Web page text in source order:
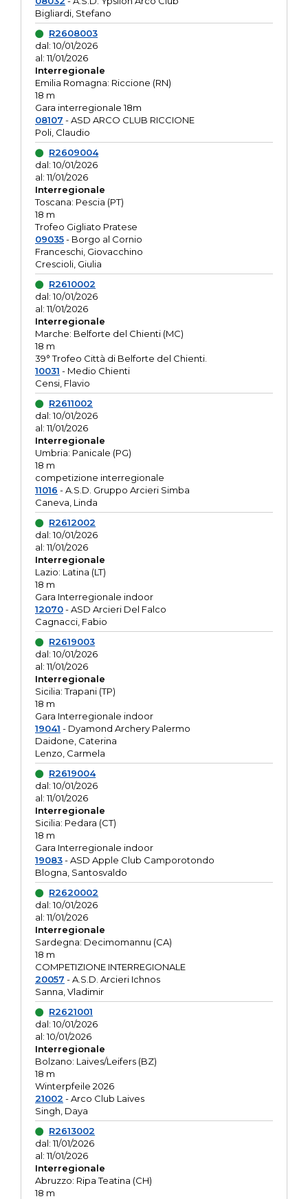
Bigliardi, Stefano
R2608003
dal: 10/01/2026
al: 11/01/2026
Interregionale
Emilia Romagna: Riccione (RN)
18 m
Gara interregionale 18m
08107 - ASD ARCO CLUB RICCIONE
Poli, Claudio
R2609004
dal: 10/01/2026
al: 11/01/2026
Interregionale
Toscana: Pescia (PT)
18 m
Trofeo Gigliato Pratese
09035- Borgo al Cornio
Franceschi, Giovacchino
Crescioli, Giulia
R2610002
dal: 10/01/2026
al: 11/01/2026
Interregionale
Marche: Belforte del Chienti (MC)
18 m
39° Trofeo Città di Belforte del Chienti.
10031 - Medio Chienti
Censi, Flavio
R2611002
dal: 10/01/2026
al: 11/01/2026
Interregionale
Umbria: Panicale (PG)
18 m
competizione interregionale
11016 - A.S.D. Gruppo Arcieri Simba
Caneva, Linda
R2612002
dal: 10/01/2026
al: 11/01/2026
Interregionale
Lazio: Latina (LT)
18 m
Gara Interregionale indoor
12070- ASD Arcieri Del Falco
Cagnacci, Fabio
R2619003
dal: 10/01/2026
al: 11/01/2026
Interregionale
Sicilia: Trapani (TP)
18 m
Gara Interregionale indoor
19041 - Dyamond Archery Palermo
Daidone, Caterina
Lenzo, Carmela
R2619004
dal: 10/01/2026
al: 11/01/2026
Interregionale
Sicilia: Pedara (CT)
18 m
Gara Interregionale indoor
19083- ASD Apple Club Camporotondo
Blogna, Santosvaldo
R2620002
dal: 10/01/2026
al: 11/01/2026
Interregionale
Sardegna: Decimomannu (CA)
18 m
COMPETIZIONE INTERREGIONALE
20057 - A.S.D. Arcieri Ichnos
Sanna, Vladimir
R2621001
dal: 10/01/2026
al: 10/01/2026
Interregionale
Bolzano: Laives/Leifers (BZ)
18 m
Winterpfeile 2026
21002 - Arco Club Laives
Singh, Daya
R2613002
dal: 11/01/2026
al: 11/01/2026
Interregionale
Abruzzo: Ripa Teatina (CH)
18 m